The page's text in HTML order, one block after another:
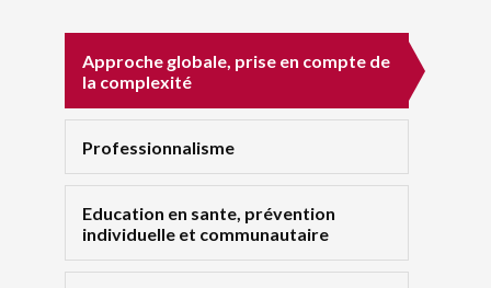
Approche globale, prise en compte de
la complexité
Professionnalisme
Education en sante, prévention
individuelle et communautaire